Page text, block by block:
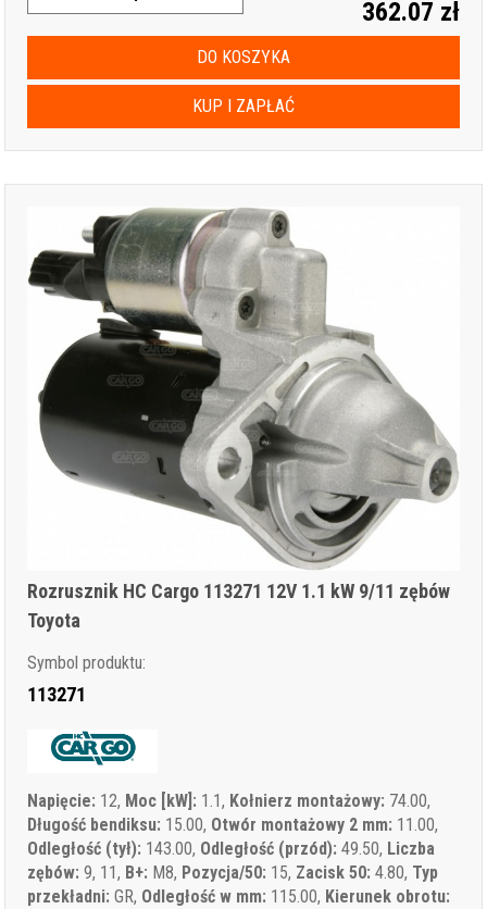
362.07 zł
DO KOSZYKA
KUP I ZAPŁAĆ
Rozrusznik HC Cargo 113271 12V 1.1 kW 9/11 zębów
Toyota
Symbol produktu:
113271
Napięcie: 12, Moc [kW]: 1.1, Kołnierz montażowy: 74.00,
Długość bendiksu: 15.00, Otwór montażowy 2 mm: 11.00,
Odległość (tył): 143.00, Odległość (przód): 49.50, Liczba
zębów: 9, 11, B+: M8, Pozycja/50: 15, Zacisk 50: 4.80, Typ
przekładni: GR, Odległość w mm: 115.00, Kierunek obrotu: